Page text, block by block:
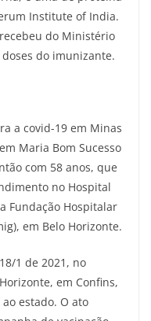
Institute of India.
do Ministério
do imunizante.
a covid-19 em Minas
Maria Bom Sucesso
com 58 anos, que
no Hospital
Fundação Hospitalar
em Belo Horizonte.
1 de 2021, no
em Confins,
estado. O ato